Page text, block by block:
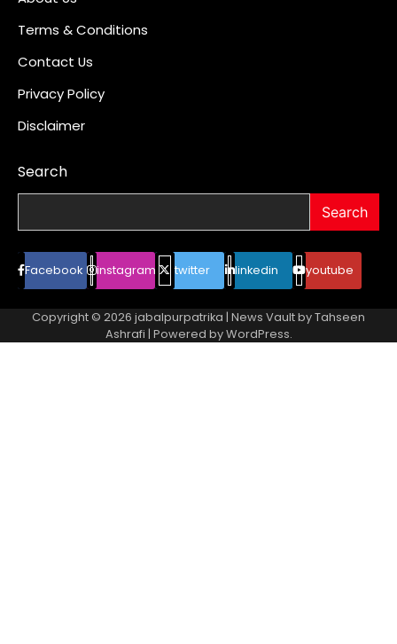
Terms & Conditions
Contact Us
Privacy Policy
Disclaimer
Search
Search
Facebook instagram twitter linkedin youtube
Copyright © 2026 jabalpurpatrika | News Vault byTahseen
Ashrafi | Powered byWordPress.